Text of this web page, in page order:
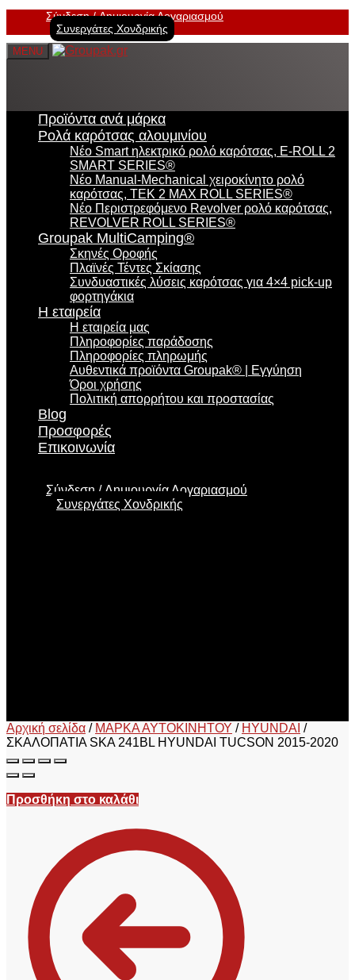
Σύνδεση
Δημιουργία Λογαριασμού
Συνεργάτες Χονδρικής
MENU
Προϊόντα ανά μάρκα
Ρολά καρότσας αλουμινίου
Νέο Smart ηλεκτρικό ρολό καρότσας, E-ROLL 2
SMART SERIES®
Νέο Manual-Mechanical χειροκίνητο ρολό
καρότσας, TEK 2 MAX ROLL SERIES®
Νέο Περιστρεφόμενο Revolver ρολό καρότσας,
REVOLVER ROLL SERIES®
Groupak MultiCamping®
Σκηνές Οροφής
Πλαϊνές Τέντες Σκίασης
Συνδυαστικές λύσεις καρότσας για 4×4 pick-up
φορτηγάκια
Η εταιρεία
Η εταιρεία μας
Πληροφορίες παράδοσης
Πληροφορίες πληρωμής
Αυθεντικά προϊόντα Groupak® | Εγγύηση
Όροι χρήσης
Πολιτική απορρήτου και προστασίας
Blog
Προσφορές
Επικοινωνία
Σύνδεση
Δημιουργία Λογαριασμού
Συνεργάτες Χονδρικής
Αρχική σελίδα / ΜΑΡΚΑ ΑΥΤΟΚΙΝΗΤΟΥ / HYUNDAI /
ΣΚΑΛΟΠΑΤΙΑ SKA 241BL HYUNDAI TUCSON 2015-2020
Προσθήκη στο καλάθι